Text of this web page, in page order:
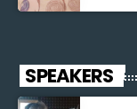
SPEAKERS